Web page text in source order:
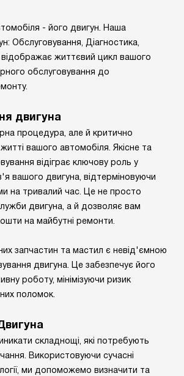
- його двигун. Наша
Обслуговування, Діагностика,
життєвий цикл вашого
обслуговування до
двигуна
процедура, але й критично
вашого автомобіля. Якісне та
відіграє ключову роль у
вашого двигуна, відтерміновуючи
на тривалий час. Це не просто
двигуна, а й дозволяє вам
на майбутні ремонти.
запчастин та мастил є невід'ємною
двигуна. Це забезпечує його
роботу, мінімізуючи ризик
поломок.
складнощі, які потребують
Використовуючи сучасні
ми допоможемо визначити та